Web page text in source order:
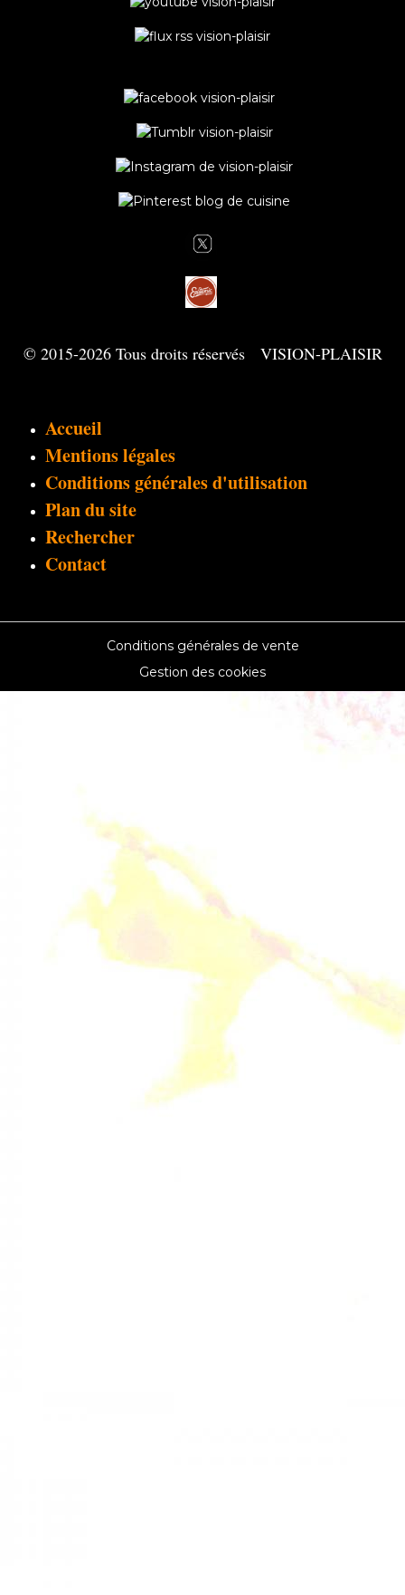
© 2015-2026 Tous droits réservés VISION-PLAISIR
Accueil
Mentions légales
Conditions générales d'utilisation
Plan du site
Rechercher
Contact
Conditions générales de vente
Gestion des cookies